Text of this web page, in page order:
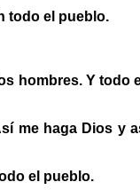
todo el pueblo.
hombres. Y todo
me haga Dios y
el pueblo.